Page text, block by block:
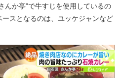
んか亭”で牛すじを使用しているの
スとなるのは、ユッケジャンなど